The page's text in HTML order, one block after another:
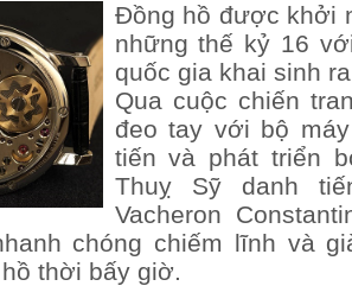
Đồng hồ được khởi
những thế kỷ 16
quốc gia khai sinh
Qua cuộc chiến
đeo tay với bộ
tiến và phát triển
Thuỵ Sỹ danh
Vacheron
chóng chiếm lĩnh và
thời bấy giờ.